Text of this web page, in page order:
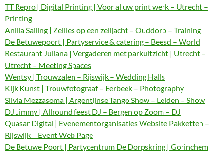
TT Repro | Digital Printing | Voor al uw print werk – Utrecht –
Printing
Anilla Sailing | Zeilles op een zeiljacht – Ouddorp – Training
De Betuwepoort | Partyservice & catering – Beesd – World
Restaurant Juliana | Vergaderen met parkuitzicht | Utrecht –
Utrecht – Meeting Spaces
Wentsy | Trouwzalen – Rijswijk – Wedding Halls
Kijk Kunst | Trouwfotograaf – Eerbeek – Photography
Silvia Mezzasoma | Argentijnse Tango Show – Leiden – Show
DJ Jimmy | Allround feest DJ – Bergen op Zoom – DJ
Quasar Digital | Evenementorganisaties Website Pakketten –
Rijswijk – Event Web Page
De Betuwe Poort | Partycentrum De Dorpskring | Gorinchem